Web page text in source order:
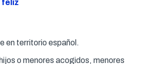
en territorio español.
o menores acogidos, menores